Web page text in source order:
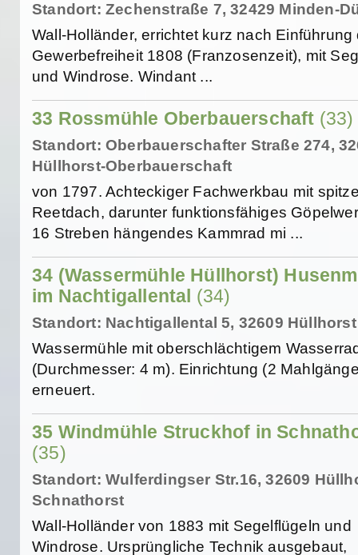
Standort: Zechenstraße 7, 32429 Minden-
Wall-Holländer, errichtet kurz nach Einführung
Gewerbefreiheit 1808 (Franzosenzeit), mit
und Windrose. Windant ...
33 Rossmühle Oberbauerschaft (33)
Standort: Oberbauerschafter Straße 274,
Hüllhorst-Oberbauerschaft
von 1797. Achteckiger Fachwerkbau mit
Reetdach, darunter funktionsfähiges
16 Streben hängendes Kammrad mi ...
34 (Wassermühle Hüllhorst)
im Nachtigallental (34)
Standort: Nachtigallental 5, 32609 Hüllhorst
Wassermühle mit oberschlächtigem
(Durchmesser: 4 m). Einrichtung (2
erneuert.
35 Windmühle Struckhof in
(35)
Standort: Wulferdingser Str.16, 32609
Schnathorst
Wall-Holländer von 1883 mit Segelflügeln und
Windrose. Ursprüngliche Technik ausgebaut,